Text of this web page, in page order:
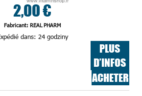
2,00 €
Fabricant: REAL PHARM
dans: 24 godziny
PLUS
D’INFOS
ACHETER